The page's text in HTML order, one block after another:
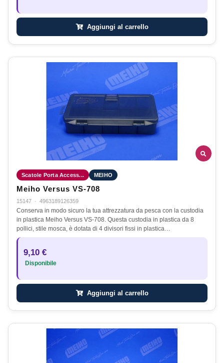
Aggiungi al carrello
Scatole Porta Access... MEIHO
Meiho Versus VS-708
15147 · 4963189126359
Conserva in modo sicuro la tua attrezzatura da pesca con la custodia
in plastica Meiho Versus VS-708. Questa custodia in plastica da 8
pollici, stile mosca, è dotata di 4 divisori fissi in plastica…
9,10 €
Disponibile
Aggiungi al carrello